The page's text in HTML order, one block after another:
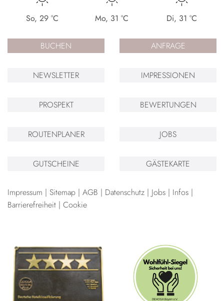
So,29 °C Mo, 31 °C Di, 31 °C
BUCHEN ANFRAGE
NEWSLETTER IMPRESSIONEN
PROSPEKT BEWERTUNGEN
ROUTENPLANER JOBS
GUTSCHEINE GÄSTEKARTE
Impressum Sitemap AGB Datenschutz Jobs
Infos
Barrierefreiheit
Cookie